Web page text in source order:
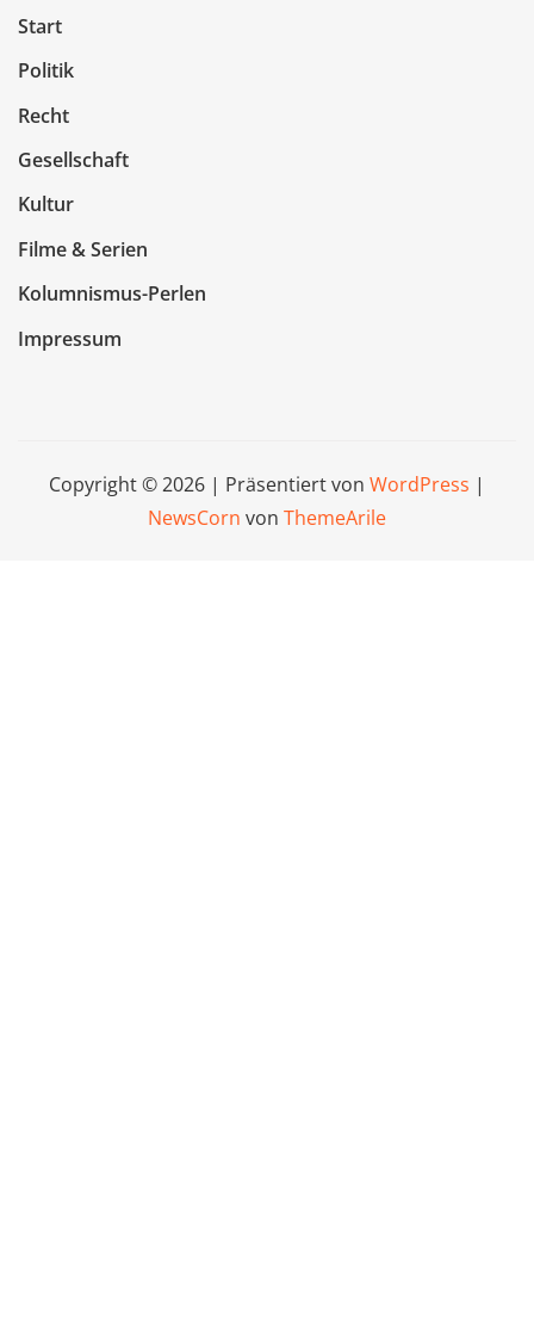
Start
Politik
Recht
Gesellschaft
Kultur
Filme & Serien
Kolumnismus-Perlen
Impressum
Copyright © 2026 | Präsentiert von WordPress |
NewsCorn von ThemeArile